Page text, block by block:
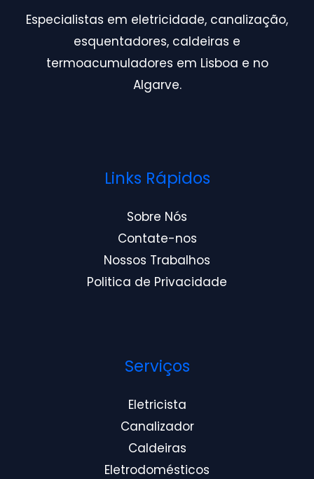
Especialistas em eletricidade, canalização,
esquentadores, caldeiras e
termoacumuladores em Lisboa e no
Algarve.
Links Rápidos
Sobre Nós
Contate-nos
Nossos Trabalhos
Politica de Privacidade
Serviços
Eletricista
Canalizador
Caldeiras
Eletrodomésticos